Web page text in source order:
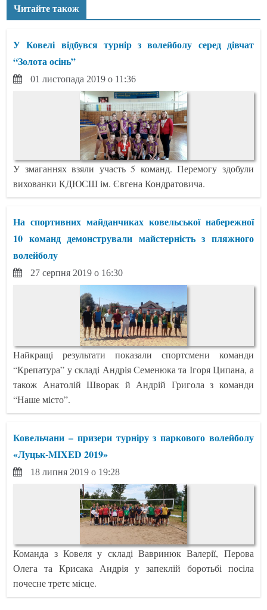
Читайте також
У Ковелі відбувся турнір з волейболу серед дівчат
“Золота осінь”
01 листопада 2019 о 11:36
У змаганнях взяли участь 5 команд. Перемогу здобули
вихованки КДЮСШ ім. Євгена Кондратовича.
На спортивних майданчиках ковельської набережної
10 команд демонстрували майстерність з пляжного
волейболу
27 серпня 2019 о 16:30
Найкращі результати показали спортсмени команди
“Крепатура” у складі Андрія Семенюка та Ігоря Ципана, а
також Анатолій Шворак й Андрій Григола з команди
“Наше місто”.
Ковельчани – призери турніру з паркового волейболу
«Луцьк-MIXED 2019»
18 липня 2019 о 19:28
Команда з Ковеля у складі Вавринюк Валерії, Перова
Олега та Крисака Андрія у запеклій боротьбі посіла
почесне третє місце.